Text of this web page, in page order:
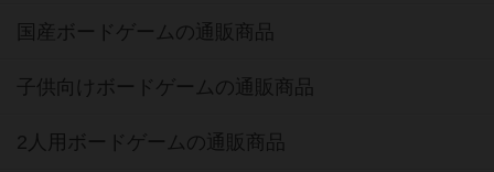
国産ボードゲームの通販商品
子供向けボードゲームの通販商品
2人用ボードゲームの通販商品